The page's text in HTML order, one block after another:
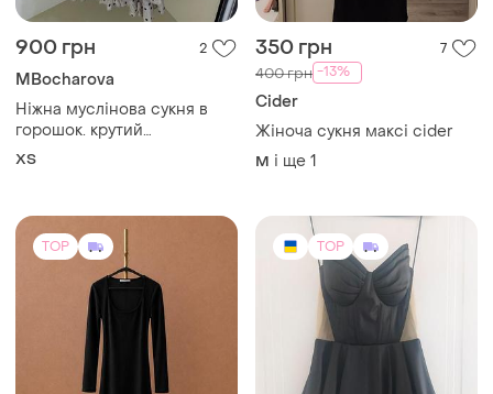
900 грн 2
MBocharova
Ніжна муслінова сукня в
горошок. крутий
український бренд
ХS
350 грн 7
400 грн -13%
Cider
Жіноча сукня максі cider
M і ще 1
TOP TOP